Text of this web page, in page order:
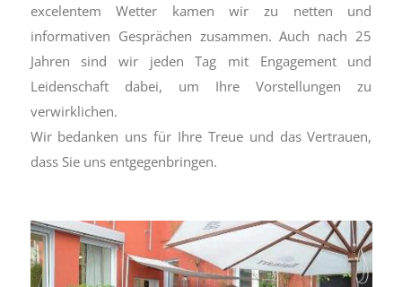
excelentem Wetter kamen wir zu netten und
informativen Gesprächen zusammen. Auch nach 25
Jahren sind wir jeden Tag mit Engagement und
Leidenschaft dabei, um Ihre Vorstellungen zu
verwirklichen.
Wir bedanken uns für Ihre Treue und das Vertrauen,
dass Sie uns entgegenbringen.